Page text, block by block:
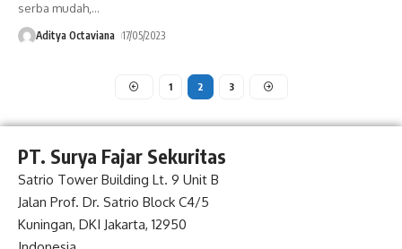
serba mudah, …
Aditya Octaviana 17/05/2023
1 2 3
PT. Surya Fajar Sekuritas
Satrio Tower Building Lt. 9 Unit B
Jalan Prof. Dr. Satrio Block C4/5
Kuningan, DKI Jakarta, 12950